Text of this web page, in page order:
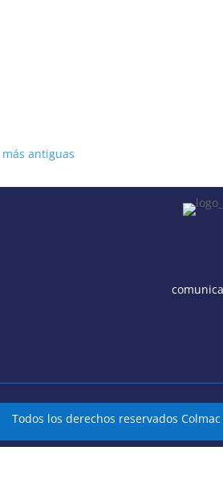
antiguas
Todos los derechos reservados